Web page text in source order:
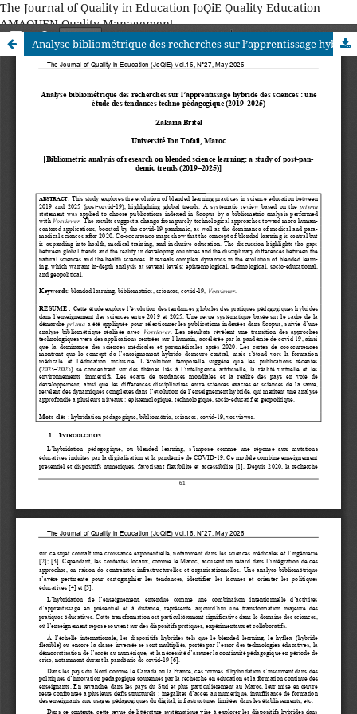
The Journal of Quality in Education JoQiE Quality Education
AMAQUEN Quality Management
Analyse bibliométrique des recherches sur l’apprentissage hybride des sciences : une étude des tendances techno-pédagogique (2019–2025)